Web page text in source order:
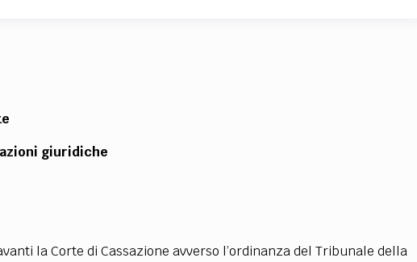
giuridiche
la Corte di Cassazione avverso l’ordinanza del Tribunale della